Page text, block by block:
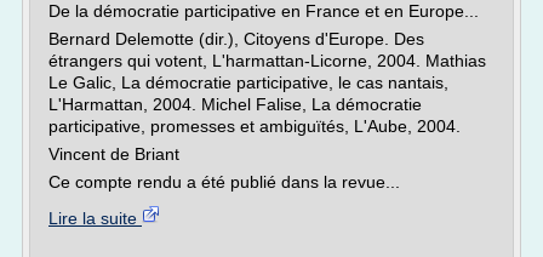
De la démocratie participative en France et en Europe...
Bernard Delemotte (dir.), Citoyens d'Europe. Des
étrangers qui votent, L'harmattan-Licorne, 2004. Mathias
Le Galic, La démocratie participative, le cas nantais,
L'Harmattan, 2004. Michel Falise, La démocratie
participative, promesses et ambiguïtés, L'Aube, 2004.
Vincent de Briant
Ce compte rendu a été publié dans la revue...
Lire la suite